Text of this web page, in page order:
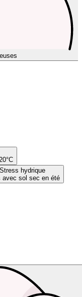
Stress hydrique
avec sol sec en été